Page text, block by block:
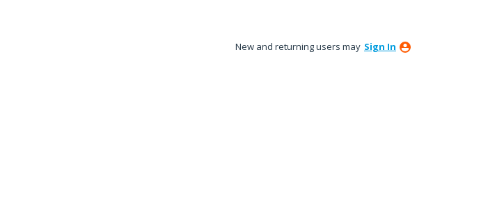
New and returning users may Sign In